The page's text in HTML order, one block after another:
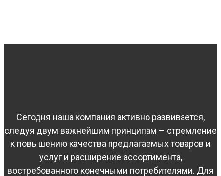
Сегодня наша компания активно развивается,
следуя двум важнейшим принципам – стремление
к повышению качества предлагаемых товаров и
услуг и расширение ассортимента,
востребованного конечными потребителями. Для